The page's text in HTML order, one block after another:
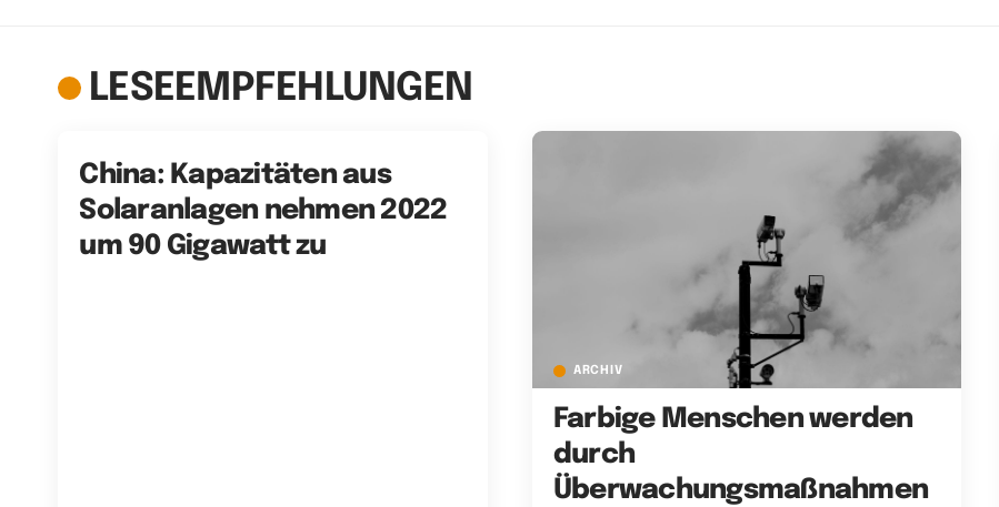
LESEEMPFEHLUNGEN
China: Kapazitäten aus
Solaranlagen nehmen 2022
um 90 Gigawatt zu
ARCHIV
Farbige Menschen werden
durch
Überwachungsmaßnahmen